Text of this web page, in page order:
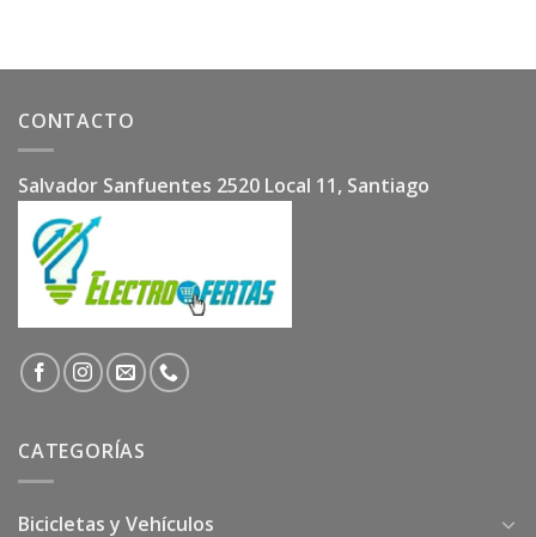
CONTACTO
Salvador Sanfuentes 2520 Local 11, Santiago
CATEGORÍAS
Bicicletas y Vehículos